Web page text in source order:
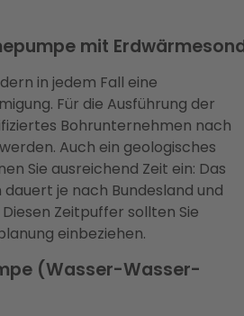
mit
in jedem Fall eine
Für die Ausführung der
Bohrunternehmen nach
Auch ein geologisches
Sie ausreichend Zeit ein: Das
je nach Bundesland und
Zeitpuffer sollten Sie
einbeziehen.
(Wasser-Wasser-